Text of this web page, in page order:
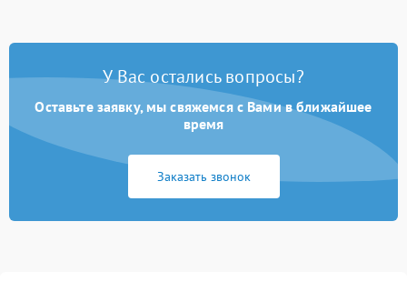
Повреждение
Поломка предохранителя 100 ₽ Подробнее →
Неисправность системы
1000 ₽
индикаторов
У Вас остались вопросы?
Оставьте заявку, мы свяжемся с Вами в ближайшее
время
Заказать звонок